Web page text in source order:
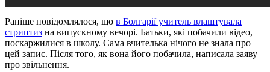
Раніше повідомлялося, що в Болгарії учитель влаштувала
стриптиз на випускному вечорі. Батьки, які побачили відео,
поскаржилися в школу. Сама вчителька нічого не знала про
цей запис. Після того, як вона його побачила, написала заяву
про звільнення.